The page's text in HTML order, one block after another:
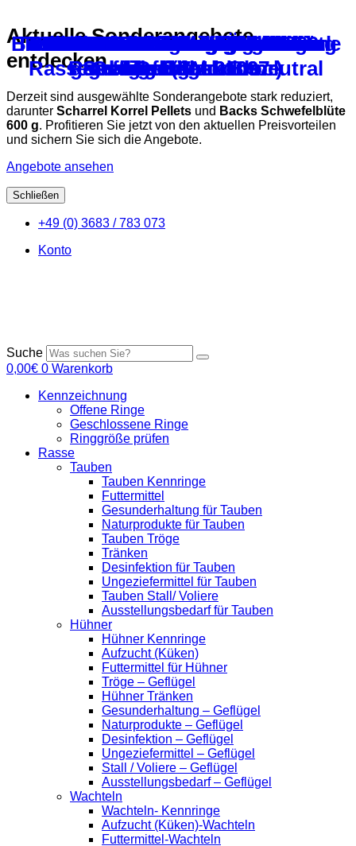
Aktuelle Sonderangebote
entdecken
Derzeit sind ausgewählte Sonderangebote stark reduziert,
darunter Scharrel Korrel Pellets und Backs Schwefelblüte
600 g. Profitieren Sie jetzt von den aktuellen Preisvorteilen
und sichern Sie sich die Angebote.
Angebote ansehen
Schließen
Inhalt
+49 (0) 3683 / 783 073
Konto
Suche
0,00€ 0 Warenkorb
Kennzeichnung
Offene Ringe
Geschlossene Ringe
Ringgröße prüfen
Rasse
Tauben
Tauben Kennringe
Futtermittel
Gesunderhaltung für Tauben
Naturprodukte für Tauben
Tauben Tröge
Tränken
Desinfektion für Tauben
Ungeziefermittel für Tauben
Tauben Stall/ Voliere
Ausstellungsbedarf für Tauben
Hühner
Hühner Kennringe
Aufzucht (Küken)
Futtermittel für Hühner
Tröge – Geflügel
Hühner Tränken
Gesunderhaltung – Geflügel
Naturprodukte – Geflügel
Desinfektion – Geflügel
Ungeziefermittel – Geflügel
Stall / Voliere – Geflügel
Ausstellungsbedarf – Geflügel
Wachteln
Wachteln- Kennringe
Aufzucht (Küken)-Wachteln
Futtermittel-Wachteln
Kräuter – Hustenmischung
Gammarus – Bachflohkrebse
Teekontor Soft Acid IV + E
Teekontor Reiskleie stabilisiert
Teekontor Bronchial Öl – 500 ml
Teekontor Thülsfelder Mix
Teekontor Heilerde Bacillus
Subtilis DSM 21097
Teekontor Heilerde Bacillus
Subtilis DSM 21097
Teekontor Entero-VET Galli
Teekontor Kräutermix Gold 500 g
BARI – Bartflechte & Ringelblume
gemahlen (Teekontor)
Teekontor Mineralith
Teekontor Xentasan
CEOBELL – Futterzusatz
CEOBELL Stalleinstreu und
Sandbad
BDRG – Meldebogen für
Rassegeflügelschauen neutral
BDRG – Käfiganhänger für
Geflügel
BDRG – Ringkarte
BDRG – Bewertungskarten für
Rassegeflügel – Block
BDRG – Bewertungskarten
Geflügel – endlos